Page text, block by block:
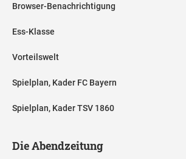
Browser-Benachrichtigung
Ess-Klasse
Vorteilswelt
Spielplan, Kader FC Bayern
Spielplan, Kader TSV 1860
Die Abendzeitung